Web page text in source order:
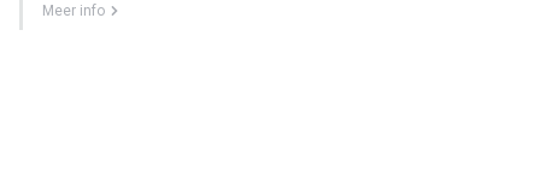
Meer info